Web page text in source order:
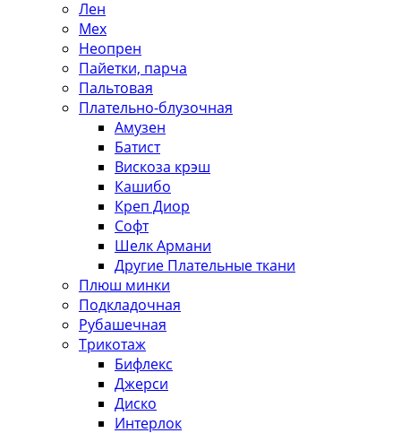
Лен
Мех
Неопрен
Пайетки, парча
Пальтовая
Плательно-блузочная
Амузен
Батист
Вискоза крэш
Кашибо
Креп Диор
Софт
Шелк Армани
Другие Плательные ткани
Плюш минки
Подкладочная
Рубашечная
Трикотаж
Бифлекс
Джерси
Диско
Интерлок